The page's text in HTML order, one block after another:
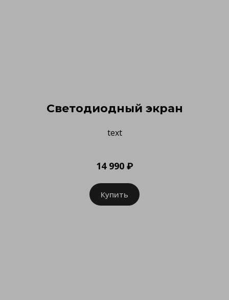
Светодиодный экран
text
14 990 ₽
Купить